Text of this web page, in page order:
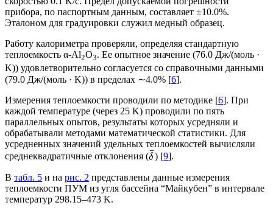
прибора, по паспортным данным, составляет ±10.0%.
Эталоном для градуировки служил медный образец.
Работу калориметра проверяли, определяя стандартную
теплоемкость α-Al2O3. Ее опытное значение (76.0 Дж/(моль ·
K)) удовлетворительно согласуется со справочными данными
(79.0 Дж/(моль · K)) в пределах ∼4.0% [6].
Измерения теплоемкости проводили по методике [6]. При
каждой температуре (через 25 K) проводили по пять
параллельных опытов, результаты которых усредняли и
обрабатывали методами математической статистики. Для
усредненных значений удельных теплоемкостей вычисляли
среднеквадратичные отклонения (δ
¯) [9].
В табл. 5 и на рис. 2 представлены данные измерения
теплоемкости ПУМ из угля бассейна “Майкубен” в интервале
температур 298.15–473 K.